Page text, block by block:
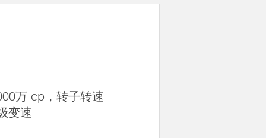
万 cp，转子转速
变速